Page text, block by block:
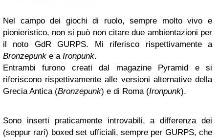
Nel campo dei giochi di ruolo, sempre molto vivo e
pionieristico, non si può non citare due ambientazioni per
il noto GdR GURPS. Mi riferisco rispettivamente a
Bronzepunk e a Ironpunk.
Entrambi furono creati dal magazine Pyramid e si
riferiscono rispettivamente alle versioni alternative della
Grecia Antica (Bronzepunk) e di Roma (Ironpunk).
Sono inserti praticamente introvabili, a differenza dei
(seppur rari) boxed set ufficiali, sempre per GURPS, che